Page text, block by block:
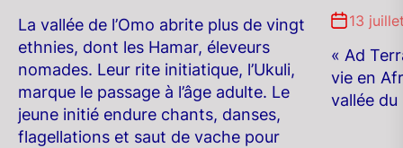
La vallée de l’Omo abrite plus de vingt
ethnies, dont les Hamar, éleveurs
nomades. Leur rite initiatique, l’Ukuli,
marque le passage à l’âge adulte. Le
jeune initié endure chants, danses,
flagellations et saut de vache pour
13
« Ad
vie en
vallée du